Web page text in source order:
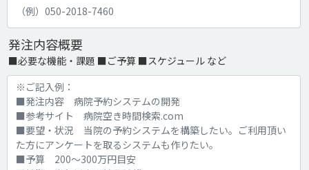
発注内容概要
■必要な機能・課題 ■ご予算 ■スケジュール など